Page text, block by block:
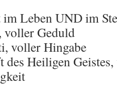
Leben UND im
voller Geduld
voller Hingabe
des Heiligen